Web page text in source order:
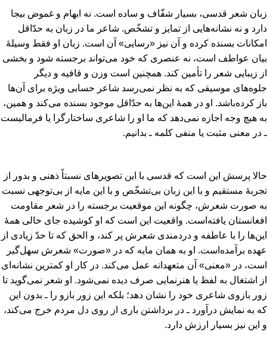
زبان شعر قدسی‌، بسیار شفّاف و ساده است‌. نه ابهام و غموض بیجا
دارد و نه نشانه‌هایی از تمایز و تشخّص‌. شاعر ما در زبان به حدّاقل
امکانات بسنده کرده و آن نیز «رسایی‌» آن است‌. زبان او فقط وسیلۀ
بیان عواطف است‌، نه عنصری که خود می‌تواند برجسته شود و بخشی
از زیبایی شعر را تأمین کند. همچنین است وزن و قافیه و دیگر
جلوه‌های موسیقی که به نظر نمی‌رسد شاعر حسابی ویژه برای آن‌ها
باز کرده‌باشد. او در همۀ این‌ها به حدّاقل موجود بسنده می‌کند و همین‌،
به هیچ وجه اجازه نمی‌دهد که ما او را شاعری ساختارگرا یا فرمالیست
ـ در معنی مثبت یا منفی کلمه ـ بدانیم‌.
حالا پرسش این است که قدسی با این تصویرهای نسبتاً ذهنی و بدور از
تجربۀ مستقیم و با این زبان بی‌تشخّص و با این مایه از بی‌توجهی نسبت
به صورت شعرش‌، چگونه این موقعیت برجسته را در شعر مقاومت
افغانستان یافته‌است‌. واقعیت این است که او کوشیده جای خالی همۀ
این‌ها را با عاطفه و دردمندی شعرش پر کند، و الحق که تا حدّ زیادی از
عهده برآمده‌است‌. او به همان مایه که در «صورت‌» شعرش سهل‌گیر
است‌، در «معنی‌» آن متعهدانه عمل می‌کند. در کار او کمترین نشانه‌ای
از اشتغال به لفظ یا هنرنمایی صرف دیده نمی‌شود. او شعر نمی‌گوید تا
زور بازوی شاعری خود را نشان دهد؛ بلکه این زور بازو را ـ بدون این
که به نمایش درآورد ـ در برداشتن باری از روی دل مردم خرج می‌کند،
و این نیز بسیار ارزش دارد.